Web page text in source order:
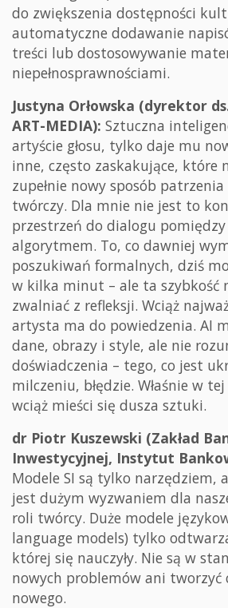
do zwiększenia dostępności
automatyczne dodawanie
treści lub dostosowywanie
niepełnosprawnościami.
Justyna Orłowska (dyrektor
ART-MEDIA): Sztuczna
artyście głosu, tylko daje mu
inne, często zaskakujące, które
zupełnie nowy sposób patrzenia
twórczy. Dla mnie nie jest to
przestrzeń do dialogu pomiędzy
algorytmem. To, co dawniej
poszukiwań formalnych, dziś
w kilka minut – ale ta szybkość
zwalniać z refleksji. Wciąż
artysta ma do powiedzenia. AI
dane, obrazy i style, ale nie
doświadczenia – tego, co jest
milczeniu, błędzie. Właśnie w
wciąż mieści się dusza sztuki.
dr Piotr Kuszewski (Zakład
Inwestycyjnej, Instytut
Modele SI są tylko narzędziem,
jest dużym wyzwaniem dla
roli twórcy. Duże modele
language models) tylko
której się nauczyły. Nie są w
nowych problemów ani tworzyć
nowego.